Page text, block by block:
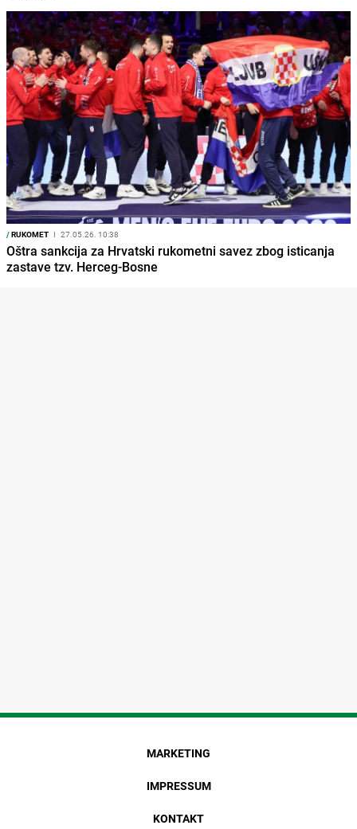
/RUKOMET I 27.05.26. 10:38
Oštra sankcija za Hrvatski rukometni savez zbog isticanja
zastave tzv. Herceg-Bosne
MARKETING
IMPRESSUM
KONTAKT